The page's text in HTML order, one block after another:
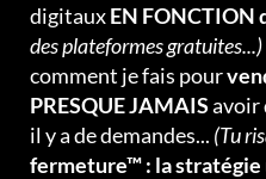
digitauxEN FONCTION
des plateformes gratuites...)
comment je fais pour
PRESQUE JAMAISavoir
il y a de demandes... (Tu
fermeture™ : la stratégie